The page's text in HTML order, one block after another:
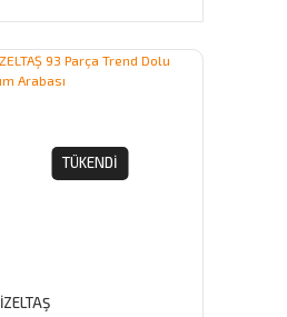
TÜKENDI
İZELTAŞ